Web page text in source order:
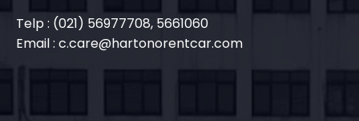
Telp : (021) 56977708, 5661060
Email : c.care@hartonorentcar.com